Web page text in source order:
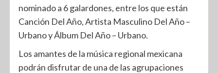
nominado a 6 galardones, entre los que están
Canción Del Año, Artista Masculino Del Año –
Urbano y Álbum Del Año – Urbano.
Los amantes de la música regional mexicana
podrán disfrutar de una de las agrupaciones